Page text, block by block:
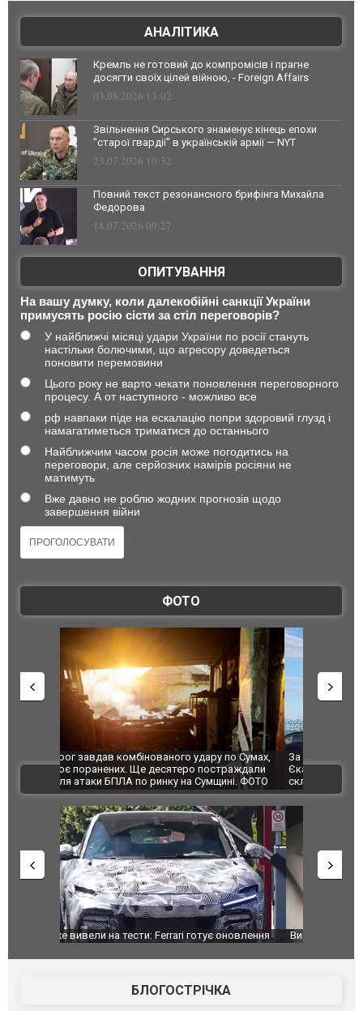
АНАЛІТИКА
Кремль не готовий до компромісів і прагне
досягти своїх цілей війною, - Foreign Affairs
03.08.2026 13:02
Звільнення Сирського знаменує кінець епохи
"старої гвардії" в українській армії — NYT
23.07.2026 10:32
Повний текст резонансного брифінга Михайла
Федорова
18.07.2026 09:27
ОПИТУВАННЯ
На вашу думку, коли далекобійні санкції України
примусять росію сісти за стіл переговорів?
У найближчі місяці удари України по росії стануть
настільки болючими, що агресору доведеться
поновити перемовини
Цього року не варто чекати поновлення переговорного
процесу. А от наступного - можливо все
рф навпаки піде на ескалацію попри здоровий глузд і
намагатиметься триматися до останнього
Найближчим часом росія може погодитись на
переговори, але серйозних намірів росіяни не
матимуть
Вже давно не роблю жодних прогнозів щодо
завершення війни
ФОТО
За 2000 кілометрів від кордону з Україною: в
Єкатеринбурзі після атаки дронів загорівся
склад Wildberries. ФОТО. ВІДЕО
"Мої
ВІДЕО
Вийшов трейлер нової екранізації легендарного
БЛОГОСТРІЧКА